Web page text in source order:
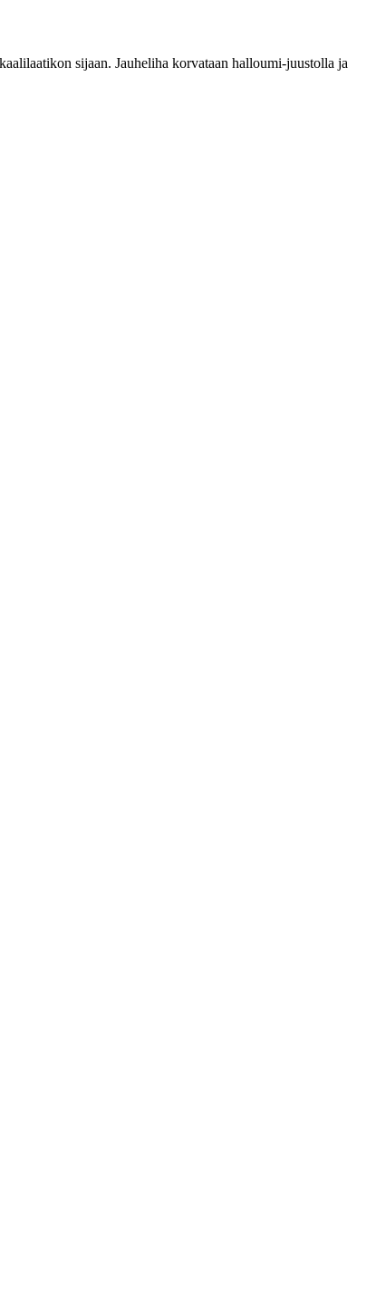
sijaan. Jauheliha korvataan halloumi-juustolla ja